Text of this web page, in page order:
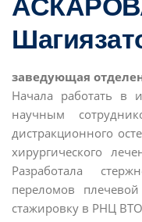
заведующая
Начала работать в
научным
дистракционного
хирургического
Разработала
переломов
стажировку в РНЦ